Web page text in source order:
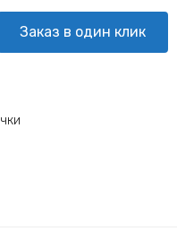
Заказ в один клик